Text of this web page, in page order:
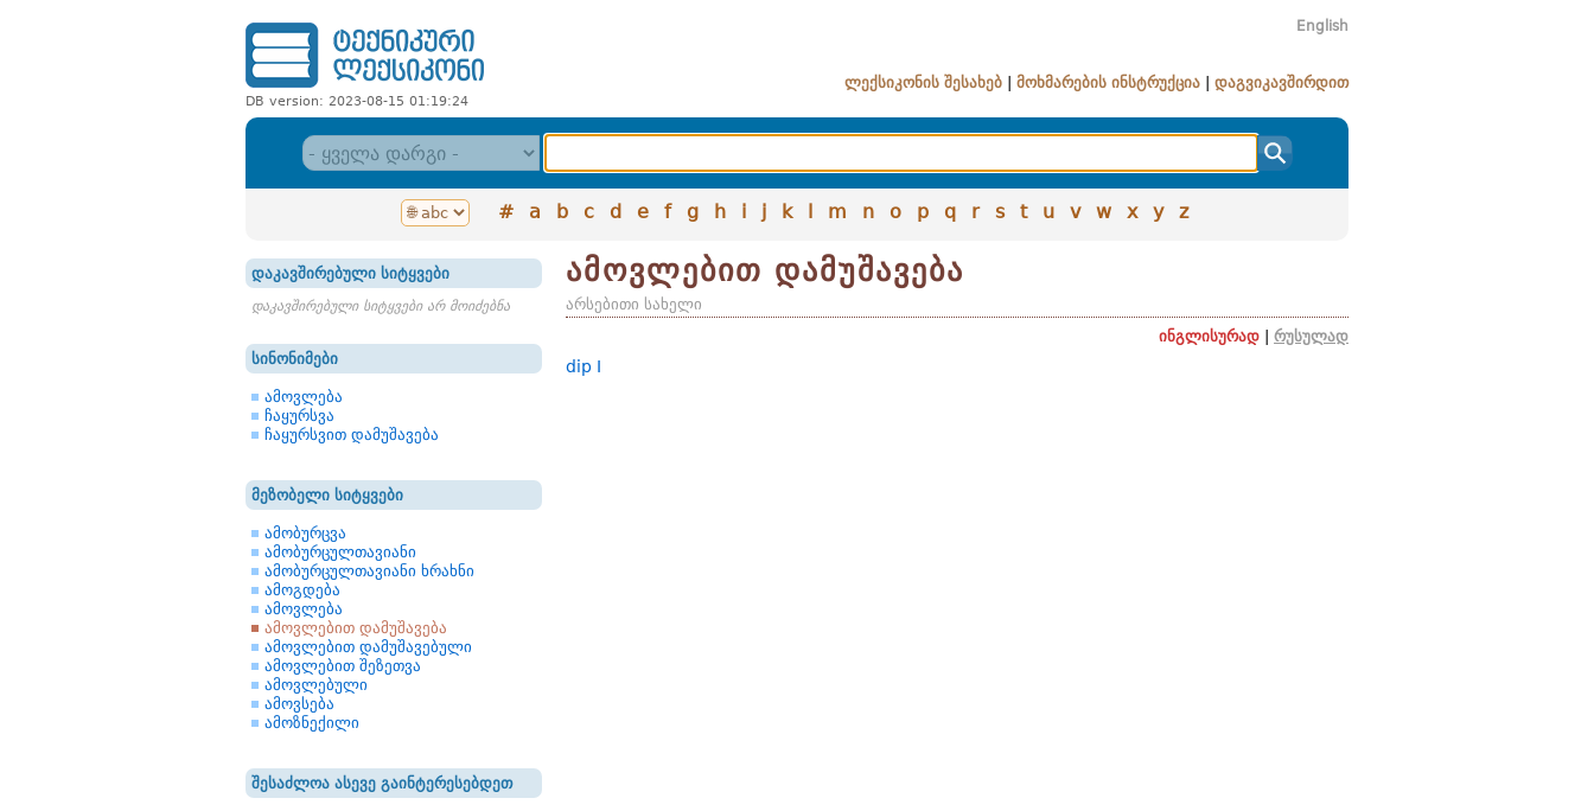
DB version: 2023-08-15 01:19:24
English
ლექსიკონის შესახებ მოხმარების ინსტრუქცია დაგვიკავშირდით
# a b c d e f g h i j k l m n o p q r s t u v w x y z
დაკავშირებული სიტყვები
დაკავშირებული სიტყვები არ მოიძებნა
სინონიმები
ამოვლება
ჩაყურსვა
ჩაყურსვით დამუშავება
მეზობელი სიტყვები
ამობურცვა
ამობურცულთავიანი
ამობურცულთავიანი ხრახნი
ამოგდება
ამოვლება
ამოვლებით დამუშავება
ამოვლებით დამუშავებული
ამოვლებით შეზეთვა
ამოვლებული
ამოვსება
ამოზნექილი
შესაძლოა ასევე გაინტერესებდეთ
ამოვლებით დამუშავება
არსებითი სახელი
ინგლისურად
რუსულად
dip I